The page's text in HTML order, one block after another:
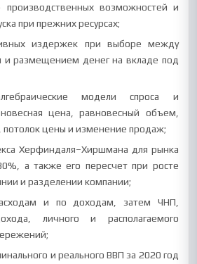
производственных возможностей и
при прежних ресурсах;
издержек при выборе между
и размещением денег на вкладе под
модели спроса и
цена, равновесный объем,
цены и изменение продаж;
Херфиндаля–Хиршмана для рынка
а также его пересчет при росте
и разделении компании;
и по доходам, затем ЧНП,
личного и располагаемого
и реального ВВП за 2020 год